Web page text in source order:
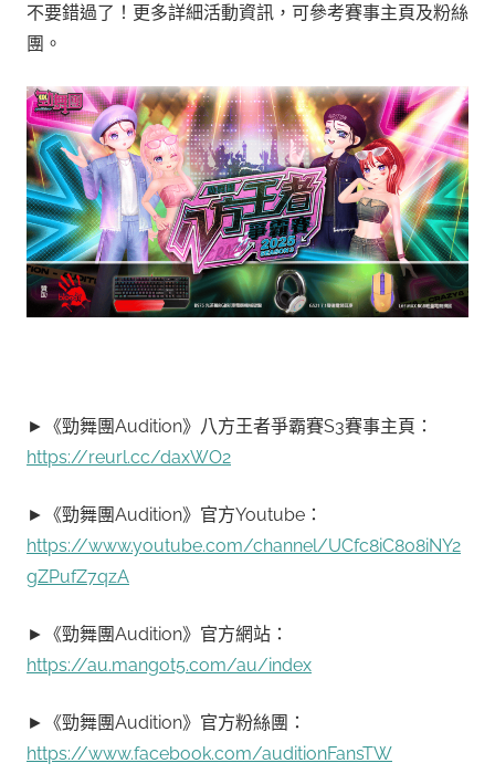
不要錯過了！更多詳細活動資訊，可參考賽事主頁及粉絲
團。
►《勁舞團Audition》八方王者爭霸賽S3賽事主頁：
https://reurl.cc/daxWO2
►《勁舞團Audition》官方Youtube：
https://www.youtube.com/channel/UCfc8iC808iNY2
gZPufZ7qzA
►《勁舞團Audition》官方網站：
https://au.mangot5.com/au/index
►《勁舞團Audition》官方粉絲團：
https://www.facebook.com/auditionFansTW